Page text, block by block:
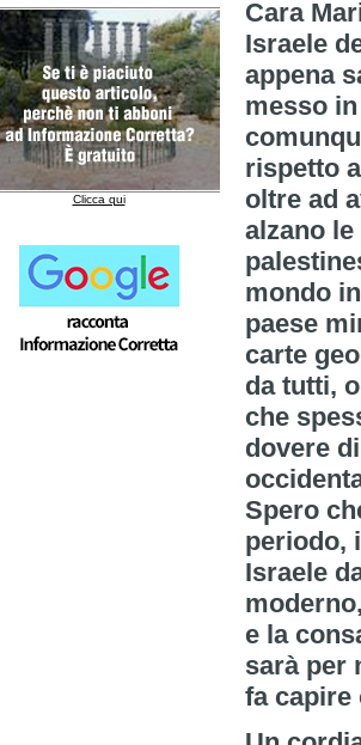
Clicca qui
Cara
Israele
appena
messo
rispetto
oltre ad
alzano
mondo
paese
carte
da tutti,
che
dovere
Spero
periodo,
Israele
e la
sarà per
fa capire